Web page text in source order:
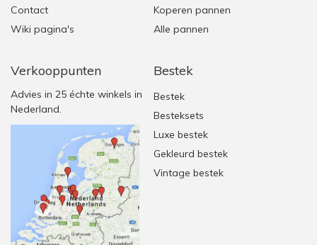
Contact
Wiki pagina's
Verkooppunten
Advies in 25 échte winkels in
Nederland.
Koperen pannen
Alle pannen
Bestek
Bestek
Besteksets
Luxe bestek
Gekleurd bestek
Vintage bestek